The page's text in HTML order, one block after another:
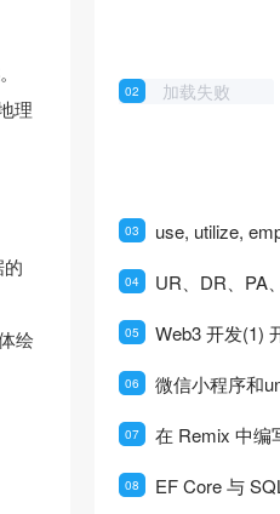
。
理
绘
02 加载失败
03
04 UR、DR、PA
05
06 微信小程序和
07
08